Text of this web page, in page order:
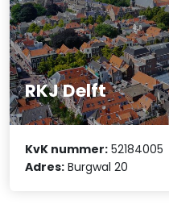
RKJ Delft
KvK nummer: 52184005
Adres: Burgwal 20